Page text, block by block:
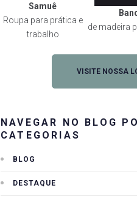
Samuê
Roupa para prática e
trabalho
de madeira
VISITE NOSSA
NAVEGAR NO BLOG
CATEGORIAS
BLOG
DESTAQUE